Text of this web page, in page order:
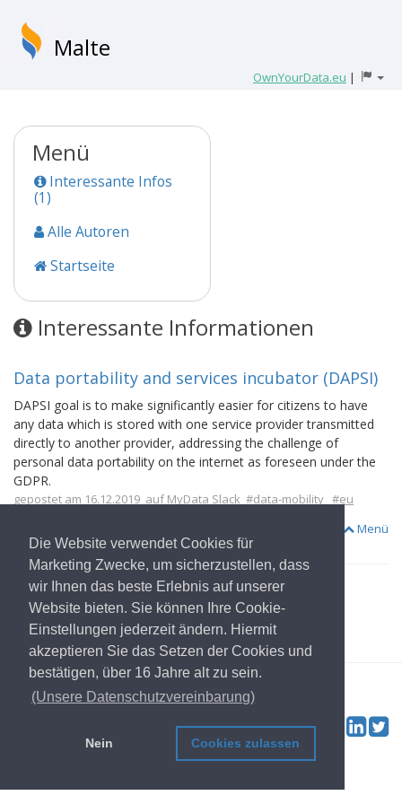
Die Website verwendet Cookies für
Marketing Zwecke, um sicherzustellen, dass
wir Ihnen das beste Erlebnis auf unserer
Website bieten. Sie können Ihre Cookie-
Einstellungen jederzeit ändern. Hiermit
akzeptieren Sie das Setzen der Cookies und
bestätigen, über 16 Jahre alt zu sein.
(Unsere Datenschutzvereinbarung)
Nein Cookies zulassen
Malte
OwnYourData.eu |
Menü
Interessante Infos
(1)
Alle Autoren
Startseite
Interessante Informationen
Data portability and services incubator (DAPSI)
DAPSI goal is to make significantly easier for citizens to have
any data which is stored with one service provider transmitted
directly to another provider, addressing the challenge of
personal data portability on the internet as foreseen under the
GDPR.
gepostet am 16.12.2019 auf MyData Slack #data-mobility #eu
Menü
zur Startseite
© 2022OwnYourData.eu Impressum
Privatsphäre
Mitwirkende
Social & Feed: